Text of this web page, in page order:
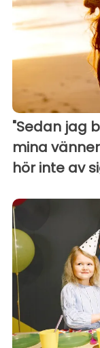
"Sedan jag
mina
hör inte av